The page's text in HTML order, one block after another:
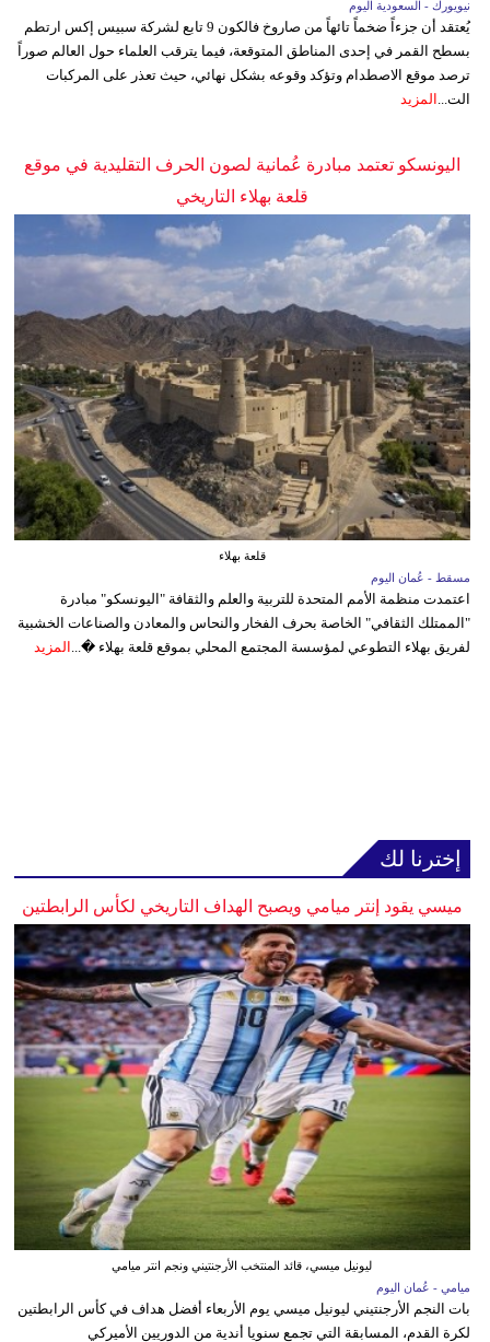
نيويورك - السعودية اليوم
يُعتقد أن جزءاً ضخماً تائهاً من صاروخ فالكون 9 تابع لشركة سبيس إكس ارتطم
بسطح القمر في إحدى المناطق المتوقعة، فيما يترقب العلماء حول العالم صوراً
ترصد موقع الاصطدام وتؤكد وقوعه بشكل نهائي، حيث تعذر على المركبات
الت... المزيد
اليونسكو تعتمد مبادرة عُمانية لصون الحرف التقليدية في موقع
قلعة بهلاء التاريخي
قلعة بهلاء
مسقط - عُمان اليوم
اعتمدت منظمة الأمم المتحدة للتربية والعلم والثقافة "اليونسكو" مبادرة
"الممتلك الثقافي" الخاصة بحرف الفخار والنحاس والمعادن والصناعات الخشبية
لفريق بهلاء التطوعي لمؤسسة المجتمع المحلي بموقع قلعة بهلاء �... المزيد
إخترنا لك
ميسي يقود إنتر ميامي ويصبح الهداف التاريخي لكأس الرابطتين
ليونيل ميسي، قائد المنتخب الأرجنتيني ونجم انتر ميامي
ميامي - عُمان اليوم
بات النجم الأرجنتيني ليونيل ميسي يوم الأربعاء أفضل هداف في كأس الرابطتين
لكرة القدم، المسابقة التي تجمع سنويا أندية من الدوريين الأميركي